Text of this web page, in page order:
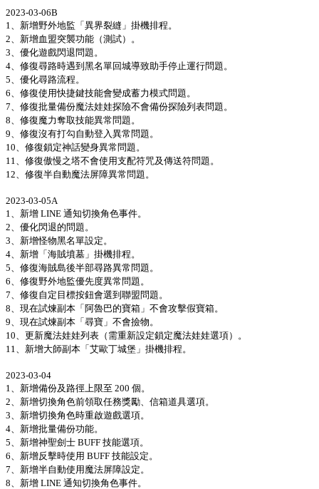
2023-03-06B
1、新增野外地監「異界裂縫」掛機排程。
2、新增血盟突襲功能（測試）。
3、優化遊戲閃退問題。
4、修復尋路時遇到黑名單回城導致助手停止運行問題。
5、優化尋路流程。
6、修復使用快捷鍵技能會變成蓄力模式問題。
7、修復批量備份魔法娃娃探險不會備份探險列表問題。
8、修復魔力奪取技能異常問題。
9、修復沒有打勾自動登入異常問題。
10、修復鎖定神話變身異常問題。
11、修復傲慢之塔不會使用支配符咒及傳送符問題。
12、修復半自動魔法屏障異常問題。
2023-03-05A
1、新增 LINE 通知切換角色事件。
2、優化閃退的問題。
3、新增怪物黑名單設定。
4、新增「海賊墳墓」掛機排程。
5、修復海賊島後半部尋路異常問題。
6、修復野外地監優先度異常問題。
7、修復自定目標按鈕會選到聯盟問題。
8、現在試煉副本「阿魯巴的寶箱」不會攻擊假寶箱。
9、現在試煉副本「尋寶」不會撿物。
10、更新魔法娃娃列表（需重新設定鎖定魔法娃娃選項）。
11、新增大師副本「艾歐丁城堡」掛機排程。
2023-03-04
1、新增備份及路徑上限至 200 個。
2、新增切換角色前領取任務獎勵、信箱道具選項。
3、新增切換角色時重啟遊戲選項。
4、新增批量備份功能。
5、新增神聖劍士 BUFF 技能選項。
6、新增反擊時使用 BUFF 技能設定。
7、新增半自動使用魔法屏障設定。
8、新增 LINE 通知切換角色事件。